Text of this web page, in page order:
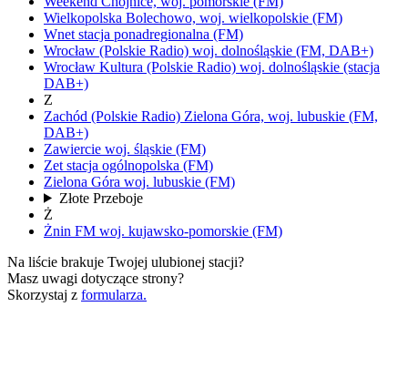
Wielkopolska Bolechowo, woj. wielkopolskie (FM)
Wnet stacja ponadregionalna (FM)
Wrocław (Polskie Radio) woj. dolnośląskie (FM, DAB+)
Wrocław Kultura (Polskie Radio) woj. dolnośląskie (stacja
DAB+)
Z
Zachód (Polskie Radio) Zielona Góra, woj. lubuskie (FM,
DAB+)
Zawiercie woj. śląskie (FM)
Zet stacja ogólnopolska (FM)
Zielona Góra woj. lubuskie (FM)
Złote Przeboje
Ż
Żnin FM woj. kujawsko-pomorskie (FM)
Na liście brakuje Twojej ulubionej stacji?
Masz uwagi dotyczące strony?
Skorzystaj z formularza.